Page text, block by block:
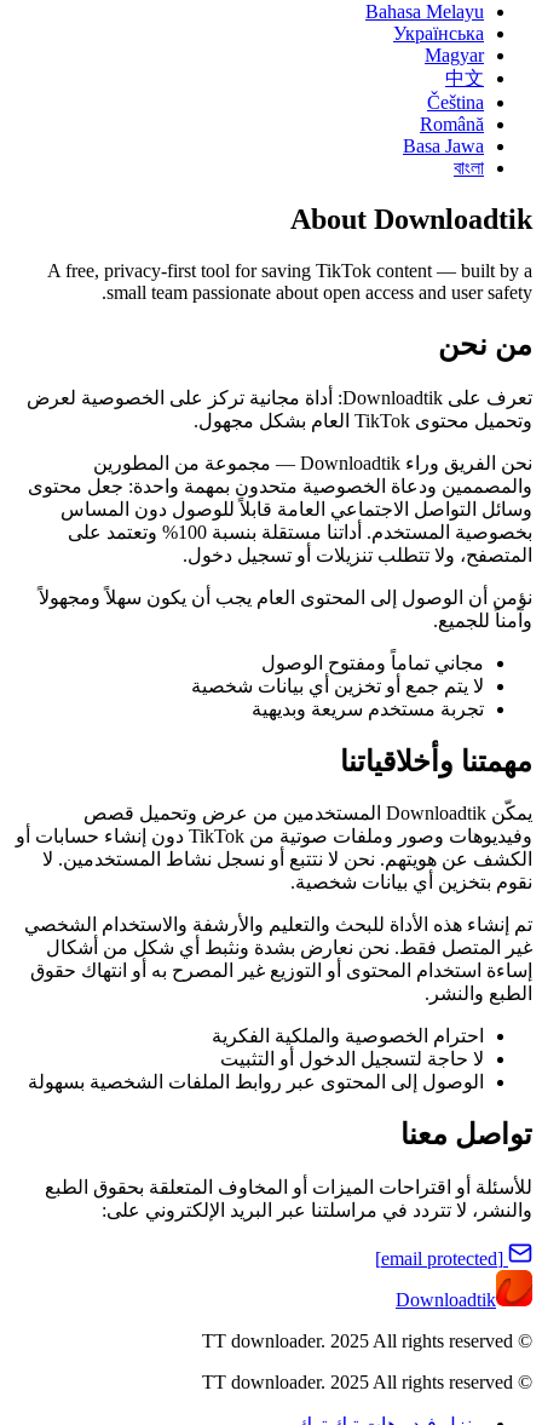
Bahasa Melayu
Українська
Magyar
中文
Čeština
Română
Basa Jawa
বাংলা
About Downloadtik
A free, privacy-first tool for saving TikTok content — built by a
small team passionate about open access and user safety.
من نحن
تعرف على Downloadtik: أداة مجانية تركز على الخصوصية لعرض
وتحميل محتوى TikTok العام بشكل مجهول.
نحن الفريق وراء Downloadtik — مجموعة من المطورين
والمصممين ودعاة الخصوصية متحدون بمهمة واحدة: جعل محتوى
وسائل التواصل الاجتماعي العامة قابلاً للوصول دون المساس
بخصوصية المستخدم. أداتنا مستقلة بنسبة 100% وتعتمد على
المتصفح، ولا تتطلب تنزيلات أو تسجيل دخول.
نؤمن أن الوصول إلى المحتوى العام يجب أن يكون سهلاً ومجهولاً
وآمناً للجميع.
مجاني تماماً ومفتوح الوصول
لا يتم جمع أو تخزين أي بيانات شخصية
تجربة مستخدم سريعة وبديهية
مهمتنا وأخلاقياتنا
يمكّن Downloadtik المستخدمين من عرض وتحميل قصص
وفيديوهات وصور وملفات صوتية من TikTok دون إنشاء حسابات أو
الكشف عن هويتهم. نحن لا نتتبع أو نسجل نشاط المستخدمين. لا
نقوم بتخزين أي بيانات شخصية.
تم إنشاء هذه الأداة للبحث والتعليم والأرشفة والاستخدام الشخصي
غير المتصل فقط. نحن نعارض بشدة ونثبط أي شكل من أشكال
إساءة استخدام المحتوى أو التوزيع غير المصرح به أو انتهاك حقوق
الطبع والنشر.
احترام الخصوصية والملكية الفكرية
لا حاجة لتسجيل الدخول أو التثبيت
الوصول إلى المحتوى عبر روابط الملفات الشخصية بسهولة
تواصل معنا
للأسئلة أو اقتراحات الميزات أو المخاوف المتعلقة بحقوق الطبع
والنشر، لا تتردد في مراسلتنا عبر البريد الإلكتروني على:
[email protected]
Downloadtik
© TT downloader. 2025
All rights reserved
© TT downloader. 2025 All rights reserved